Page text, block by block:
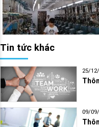
Tin tức khác
25/
09/